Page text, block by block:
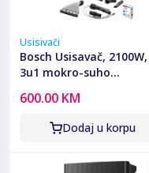
Usisivači
Bosch Usisavač, 2100W,
3u1 mokro-suho
BWD421PRO
600.00 KM
Dodaj u korpu